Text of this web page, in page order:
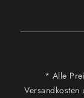
* Alle